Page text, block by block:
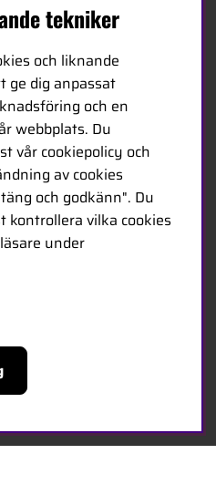
ett brett utbud av
över hela
20 anställda i olika
de mest kunniga
på hobby,
Enköping,
Stockholm och
tekniker
och liknande
ge dig anpassat
och en
webbplats. Du
vår cookiepolicy och
av cookies
och godkänn". Du
kontrollera vilka cookies
under